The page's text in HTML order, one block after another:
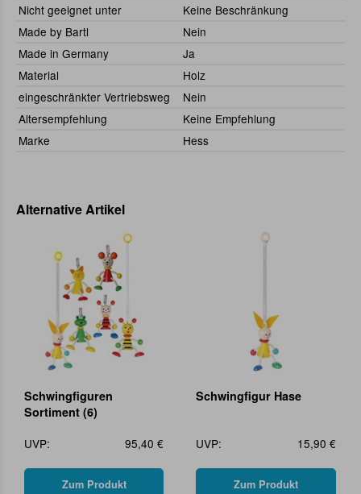
Nicht geeignet unter
Keine Beschränkung
Made by Bartl
Nein
Made in Germany
Ja
Material
Holz
eingeschränkter Vertriebsweg
Nein
Altersempfehlung
Keine Empfehlung
Marke
Hess
Alternative Artikel
Schwingfiguren
Sortiment (6)
UVP:
95,40 €
Zum Produkt
Schwingfigur Hase
UVP: 15,90 €
Zum Produkt